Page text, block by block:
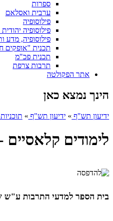
ספרות
ערבית ואסלאם
פילוסופיה
פילוסופיה
פילוסופיה, מדע
תכנית "אופקים
תכנית פכ"מ
תרבות צרפת
אתר הפקולטה
הינך נמצא כאן
ידיעון תש"ף » ידיעון תש"ף »
לימודים קלאסיים -
בית הספר למדעי התרבות ע"ש